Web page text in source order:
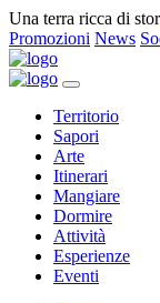
Una terra ricca di
Promozioni News
Territorio
Sapori
Arte
Itinerari
Mangiare
Dormire
Attività
Esperienze
Eventi